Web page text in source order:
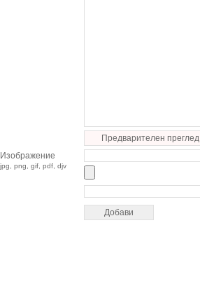
Предварителен преглед
Изображение
jpg, png, gif, pdf, djv